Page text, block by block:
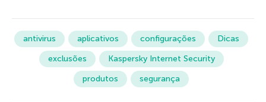
antivirus aplicativos configurações
Dicas
exclusões
Kaspersky Internet Security
produtos
segurança